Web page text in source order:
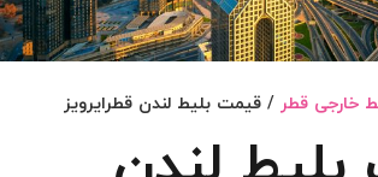
خارجی قطر / قیمت بلیط لندن قطرایرویز